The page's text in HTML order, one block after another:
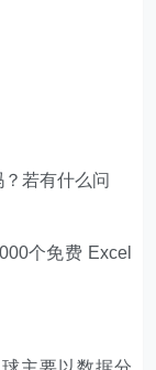
若有什么问
个免费 Excel